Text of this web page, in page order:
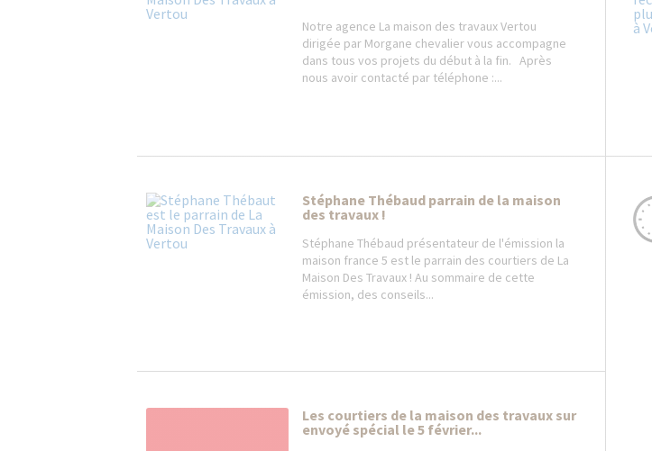
Notre agence La maison des travaux Vertou
dirigée par Morgane chevalier vous accompagne
dans tous vos projets du début à la fin. Après
nous avoir contacté par téléphone :...
Stéphane Thébaud parrain de la maison
des travaux !
Stéphane Thébaud présentateur de l'émission la
maison france 5 est le parrain des courtiers de La
Maison Des Travaux ! Au sommaire de cette
émission, des conseils...
Les courtiers de la maison des travaux sur
envoyé spécial le 5 février...